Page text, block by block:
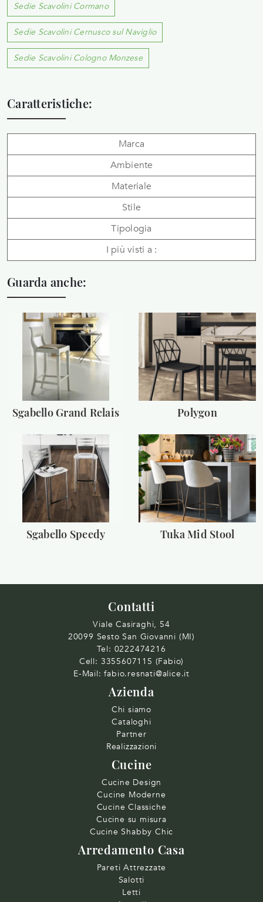
Sedie Scavolini Cormano
Sedie Scavolini Cernusco sul Naviglio
Sedie Scavolini Cologno Monzese
Caratteristiche:
Marca
Ambiente
Materiale
Stile
Tipologia
I più visti a :
Guarda anche:
Sgabello Grand Relais Polygon
Sgabello Speedy Tuka Mid Stool
Contatti
Viale Casiraghi, 54
20099 Sesto San Giovanni (MI)
Tel: 0222474216
Cell: 3355607115 (Fabio)
E-Mail: fabio.resnati@alice.it
Azienda
Chi siamo
Cataloghi
Partner
Realizzazioni
Cucine
Cucine Design
Cucine Moderne
Cucine Classiche
Cucine su misura
Cucine Shabby Chic
Arredamento Casa
Pareti Attrezzate
Salotti
Letti